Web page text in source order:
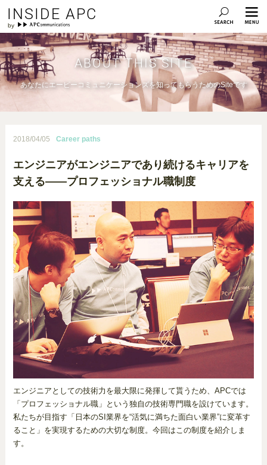
INSIDE APC
ABOUT THIS SITE
あなたにエーピーコミュニケーションズを知ってもらうためのSiteです
2018/04/05 Career paths
エンジニアがエンジニアであり続けるキャリアを
支える――プロフェッショナル職制度
エンジニアとしての技術力を最大限に発揮して貰うため、APCでは
「プロフェッショナル職」という独自の技術専門職を設けています。
私たちが目指す「日本のSI業界を“活気に満ちた面白い業界”に変革す
ること」を実現するための大切な制度。今回はこの制度を紹介しま
す。